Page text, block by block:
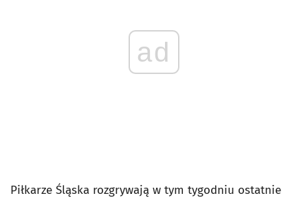
ad
Piłkarze Śląska rozgrywają w tym tygodniu ostatnie